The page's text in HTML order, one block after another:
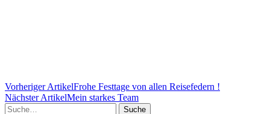
Vorheriger ArtikelFrohe Festtage von allen Reisefedern !
Nächster ArtikelMein starkes Team
Suche